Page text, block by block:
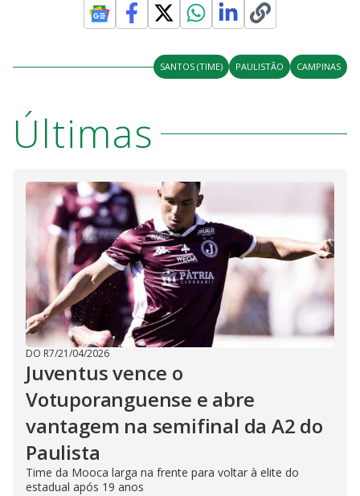
SANTOS (TIME) PAULISTÃO CAMPINAS
Últimas
DO R7/21/04/2026
Juventus vence o
Votuporanguense e abre
vantagem na semifinal da A2 do
Paulista
Time da Mooca larga na frente para voltar à elite do
estadual após 19 anos